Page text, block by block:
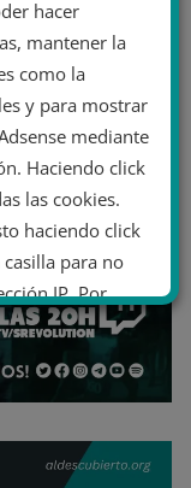
hacer
mantener la
como la
y para mostrar
mediante
Haciendo click
las cookies.
haciendo click
para no
IP. Por
cookies.
cookies